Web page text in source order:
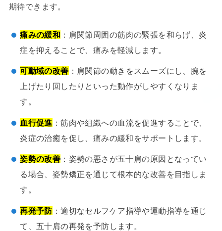
期待できます。
痛みの緩和 ：肩関節周囲の筋肉の緊張を和らげ、炎
症を抑えることで、痛みを軽減します。
可動域の改善 ：肩関節の動きをスムーズにし、腕を
上げたり回したりといった動作がしやすくなりま
す。
血行促進 ：筋肉や組織への血流を促進することで、
炎症の治癒を促し、痛みの緩和をサポートします。
姿勢の改善 ：姿勢の悪さが五十肩の原因となってい
る場合、姿勢矯正を通じて根本的な改善を目指しま
す。
再発予防：適切なセルフケア指導や運動指導を通じ
て、五十肩の再発を予防します。